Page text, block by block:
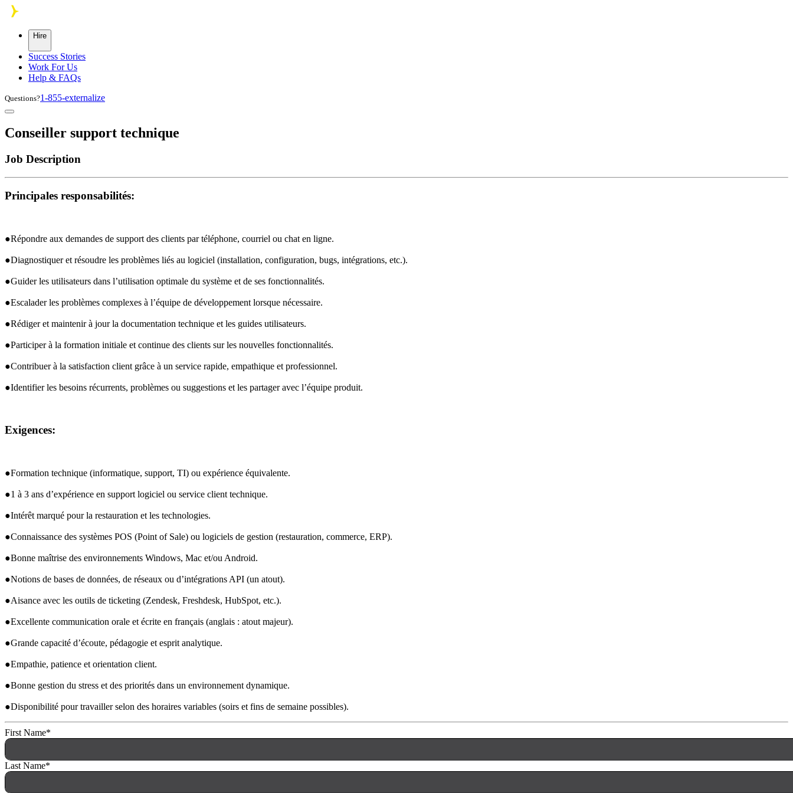
Skip to main content
Hire
Success Stories
Work For Us
Help & FAQs
Questions?1-855-externalize
Conseiller support technique
Job Description
Principales responsabilités:
●Répondre aux demandes de support des clients par téléphone, courriel ou chat en ligne.
●Diagnostiquer et résoudre les problèmes liés au logiciel (installation, configuration, bugs, intégrations, etc.).
●Guider les utilisateurs dans l’utilisation optimale du système et de ses fonctionnalités.
●Escalader les problèmes complexes à l’équipe de développement lorsque nécessaire.
●Rédiger et maintenir à jour la documentation technique et les guides utilisateurs.
●Participer à la formation initiale et continue des clients sur les nouvelles fonctionnalités.
●Contribuer à la satisfaction client grâce à un service rapide, empathique et professionnel.
●Identifier les besoins récurrents, problèmes ou suggestions et les partager avec l’équipe produit.
Exigences:
●Formation technique (informatique, support, TI) ou expérience équivalente.
●1 à 3 ans d’expérience en support logiciel ou service client technique.
●Intérêt marqué pour la restauration et les technologies.
●Connaissance des systèmes POS (Point of Sale) ou logiciels de gestion (restauration, commerce, ERP).
●Bonne maîtrise des environnements Windows, Mac et/ou Android.
●Notions de bases de données, de réseaux ou d’intégrations API (un atout).
●Aisance avec les outils de ticketing (Zendesk, Freshdesk, HubSpot, etc.).
●Excellente communication orale et écrite en français (anglais : atout majeur).
●Grande capacité d’écoute, pédagogie et esprit analytique.
●Empathie, patience et orientation client.
●Bonne gestion du stress et des priorités dans un environnement dynamique.
●Disponibilité pour travailler selon des horaires variables (soirs et fins de semaine possibles).
First Name*
Last Name*